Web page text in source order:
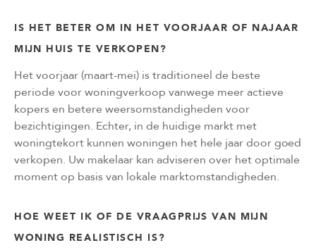
IS HET BETER OM IN HET VOORJAAR OF NAJAAR
MIJN HUIS TE VERKOPEN?
Het voorjaar (maart-mei) is traditioneel de beste
periode voor woningverkoop vanwege meer actieve
kopers en betere weersomstandigheden voor
bezichtigingen. Echter, in de huidige markt met
woningtekort kunnen woningen het hele jaar door goed
verkopen. Uw makelaar kan adviseren over het optimale
moment op basis van lokale marktomstandigheden.
HOE WEET IK OF DE VRAAGPRIJS VAN MIJN
WONING REALISTISCH IS?